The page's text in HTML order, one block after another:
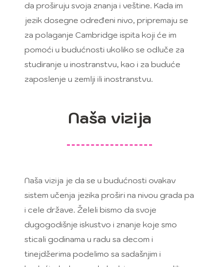
da proširuju svoja znanja i veštine. Kada im
jezik dosegne određeni nivo, pripremaju se
za polaganje Cambridge ispita koji će im
pomoći u budućnosti ukoliko se odluče za
studiranje u inostranstvu, kao i za buduće
zaposlenje u zemlji ili inostranstvu.
Naša vizija
Naša vizija je da se u budućnosti ovakav
sistem učenja jezika proširi na nivou grada pa
i cele države. Želeli bismo da svoje
dugogodišnje iskustvo i znanje koje smo
sticali godinama u radu sa decom i
tinejdžerima podelimo sa sadašnjim i